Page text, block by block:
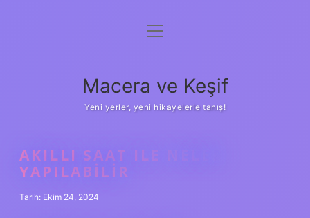
Anasayfa
Yasal Uyarı
menüyü
Macera ve Keşif
Yeni yerler, yeni hikayelerle tanış!
AKILLI SAAT ILE NELER
YAPILABILIR
Tarih: Ekim 24, 2024